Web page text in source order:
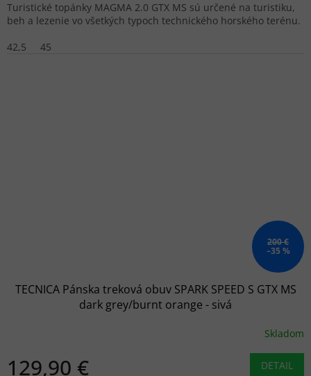
Turistické topánky MAGMA 2.0 GTX MS sú určené na turistiku,
beh a lezenie vo všetkých typoch technického horského terénu.
42,5
45
200 €
–35 %
TECNICA Pánska treková obuv SPARK SPEED S GTX MS
dark grey/burnt orange - sivá
Skladom
129,90 € DETAIL